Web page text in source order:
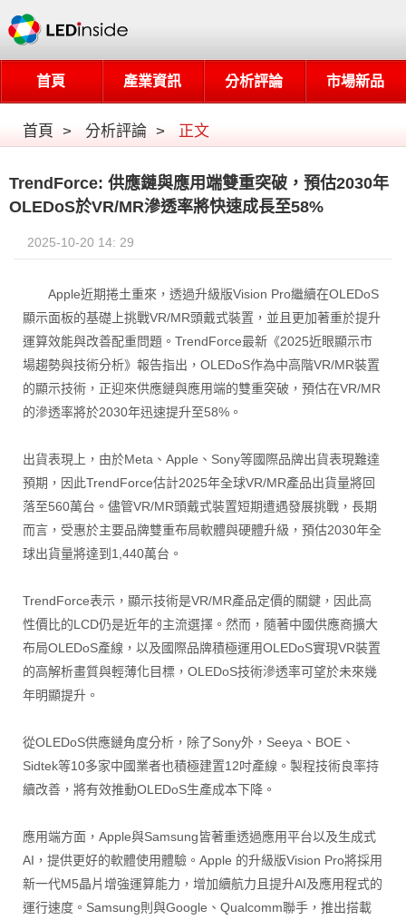
市場新品
分析評論
產業資訊
首頁
首頁 > 分析評論 > 正文
TrendForce: 供應鏈與應用端雙重突破，預估2030年
OLEDoS於VR/MR滲透率將快速成長至58%
2025-10-20 14: 29
Apple近期捲土重來，透過升級版Vision Pro繼續在OLEDoS
顯示面板的基礎上挑戰VR/MR頭戴式裝置，並且更加著重於提升
運算效能與改善配重問題。TrendForce最新《2025近眼顯示市
場趨勢與技術分析》報告指出，OLEDoS作為中高階VR/MR裝置
的顯示技術，正迎來供應鏈與應用端的雙重突破，預估在VR/MR
的滲透率將於2030年迅速提升至58%。
出貨表現上，由於Meta、Apple、Sony等國際品牌出貨表現難達
預期，因此TrendForce估計2025年全球VR/MR產品出貨量將回
落至560萬台。儘管VR/MR頭戴式裝置短期遭遇發展挑戰，長期
而言，受惠於主要品牌雙重布局軟體與硬體升級，預估2030年全
球出貨量將達到1,440萬台。
TrendForce表示，顯示技術是VR/MR產品定價的關鍵，因此高
性價比的LCD仍是近年的主流選擇。然而，隨著中國供應商擴大
布局OLEDoS產線，以及國際品牌積極運用OLEDoS實現VR裝置
的高解析畫質與輕薄化目標，OLEDoS技術滲透率可望於未來幾
年明顯提升。
從OLEDoS供應鏈角度分析，除了Sony外，Seeya、BOE、
Sidtek等10多家中國業者也積極建置12吋產線。製程技術良率持
續改善，將有效推動OLEDoS生產成本下降。
應用端方面，Apple與Samsung皆著重透過應用平台以及生成式
AI，提供更好的軟體使用體驗。Apple 的升級版Vision Pro將採用
新一代M5晶片增強運算能力，增加續航力且提升AI及應用程式的
運行速度。Samsung則與Google、Qualcomm聯手，推出搭載